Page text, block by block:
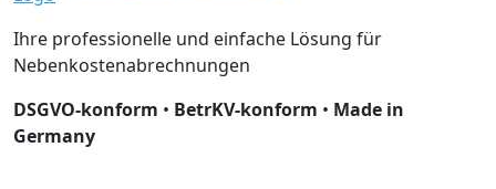
Ihre professionelle und einfache Lösung für
Nebenkostenabrechnungen
DSGVO-konform • BetrKV-konform • Made in
Germany